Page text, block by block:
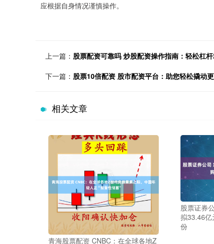
应根据自身情况谨慎操作。
上一篇： 股票配资可靠吗 炒股配资操作指南：轻松杠
下一篇： 股票10倍配资 股市配资平台：助您轻松撬动
相关文章
青海股票配资 CNBC：在全球各地Z
股票证券
拟33.46亿
份